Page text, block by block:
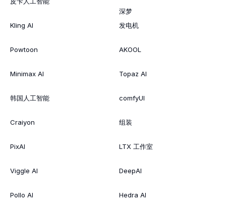
Kling AI
Powtoon
Minimax AI
韩国人工智能
Craiyon
PixAI
Viggle AI
Pollo AI
深梦
发电机
AKOOL
Topaz AI
comfyUI
组装
LTX 工作室
DeepAI
Hedra AI